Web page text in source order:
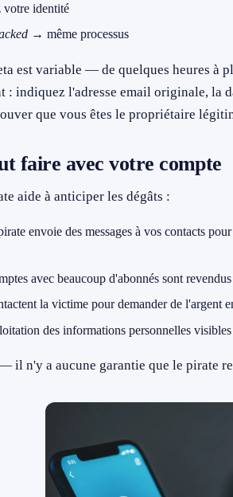
votre identité
→ même processus
est variable — de quelques heures à
: indiquez l'adresse email originale, la
que vous êtes le propriétaire
faire avec votre compte
aide à anticiper les dégâts :
envoie des messages à vos contacts
avec beaucoup d'abonnés sont revendus
la victime pour demander de l'argent
des informations personnelles
il n'y a aucune garantie que le pirate